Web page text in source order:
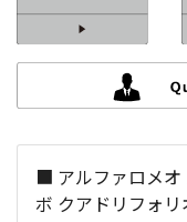
■ アルファロメオ
ボ クアドリフォ